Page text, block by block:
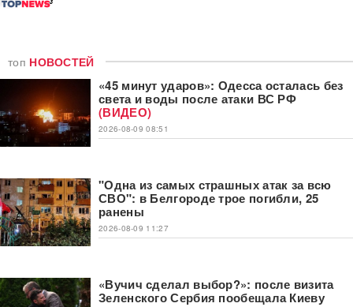
топ НОВОСТЕЙ
«45 минут ударов»: Одесса осталась без
света и воды после атаки ВС РФ
(ВИДЕО)
2026-08-09 08:51
"Одна из самых страшных атак за всю
СВО": в Белгороде трое погибли, 25
ранены
2026-08-09 11:27
«Вучич сделал выбор?»: после визита
Зеленского Сербия пообещала Киеву